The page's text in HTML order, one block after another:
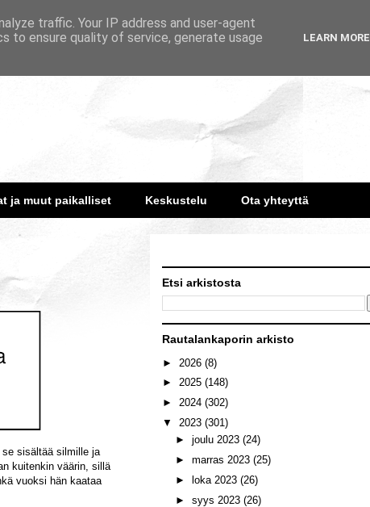
ja muut paikalliset Keskustelu Ota yhteyttä
sisältää silmille ja
kuitenkin väärin, sillä
vuoksi hän kaataa
Etsi arkistosta
Rautalankaporin arkisto
► 2026 (8)
► 2025 (148)
► 2024 (302)
▼ 2023 (301)
► joulu 2023 (24)
► marras 2023 (25)
►
loka 2023 (26)
► syys 2023 (26)
traffic. Your IP address and user-agent
to ensure quality of service, generate usage
LEARN MORE